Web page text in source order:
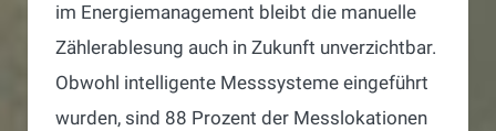
im Energiemanagement bleibt die manuelle
Zählerablesung auch in Zukunft unverzichtbar.
Obwohl intelligente Messsysteme eingeführt
wurden, sind 88 Prozent der Messlokationen